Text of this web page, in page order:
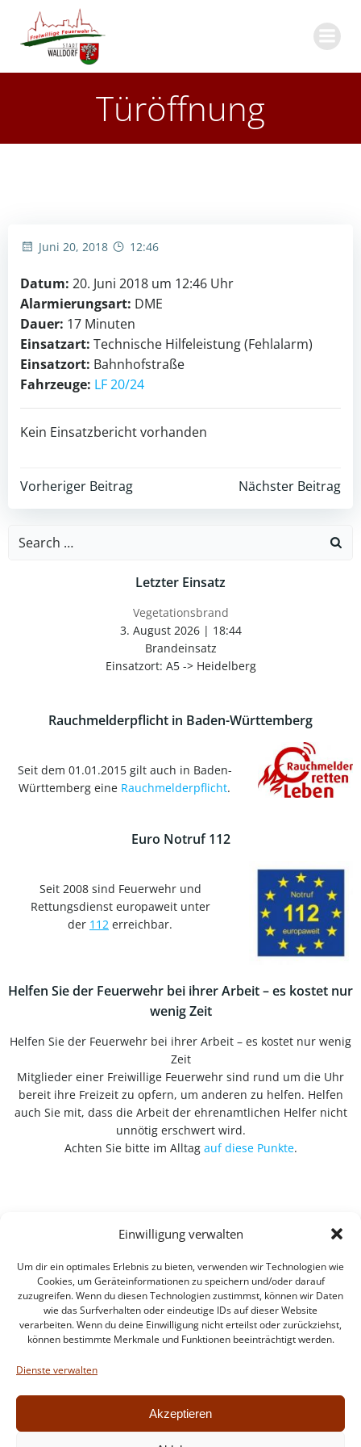
Einwilligung verwalten
Um dir ein optimales Erlebnis zu bieten, verwenden wir Technologien wie
Cookies, um Geräteinformationen zu speichern und/oder darauf
zuzugreifen. Wenn du diesen Technologien zustimmst, können wir Daten
wie das Surfverhalten oder eindeutige IDs auf dieser Website
verarbeiten. Wenn du deine Einwilligung nicht erteilst oder zurückziehst,
können bestimmte Merkmale und Funktionen beeinträchtigt werden.
Dienste verwalten
Akzeptieren
Türöffnung
Juni 20, 2018 12:46
Datum: 20. Juni 2018 um 12:46 Uhr
Alarmierungsart: DME
Dauer: 17 Minuten
Einsatzart: Technische Hilfeleistung (Fehlalarm)
Einsatzort: Bahnhofstraße
Fahrzeuge: LF 20/24
Kein Einsatzbericht vorhanden
Post
navigation
Vorheriger Beitrag
Post
navigation
Nächster Beitrag
Search
Letzter Einsatz
Vegetationsbrand
3. August 2026| 18:44
Brandeinsatz
Einsatzort: A5 -> Heidelberg
Rauchmelderpflicht in Baden-Württemberg
Seit dem 01.01.2015 gilt auch in Baden-
Württemberg eine Rauchmelderpflicht.
Euro Notruf 112
Seit 2008 sind Feuerwehr und
Rettungsdienst europaweit unter
der 112 erreichbar.
Helfen Sie der Feuerwehr bei ihrer Arbeit – es kostet nur
wenig Zeit
Helfen Sie der Feuerwehr bei ihrer Arbeit – es kostet nur wenig
Zeit
Mitglieder einer Freiwillige Feuerwehr sind rund um die Uhr
bereit ihre Freizeit zu opfern, um anderen zu helfen. Helfen
auch Sie mit, dass die Arbeit der ehrenamtlichen Helfer nicht
unnötig erschwert wird.
Achten Sie bitte im Alltag auf diese Punkte.
Intern